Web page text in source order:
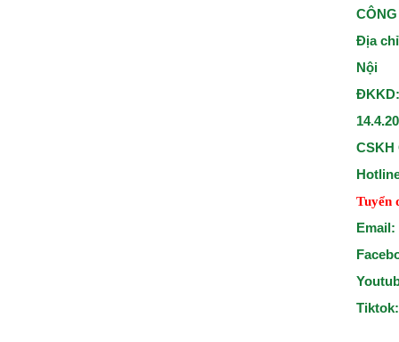
Địa
Nội
CSKH
Tuyển
Email: